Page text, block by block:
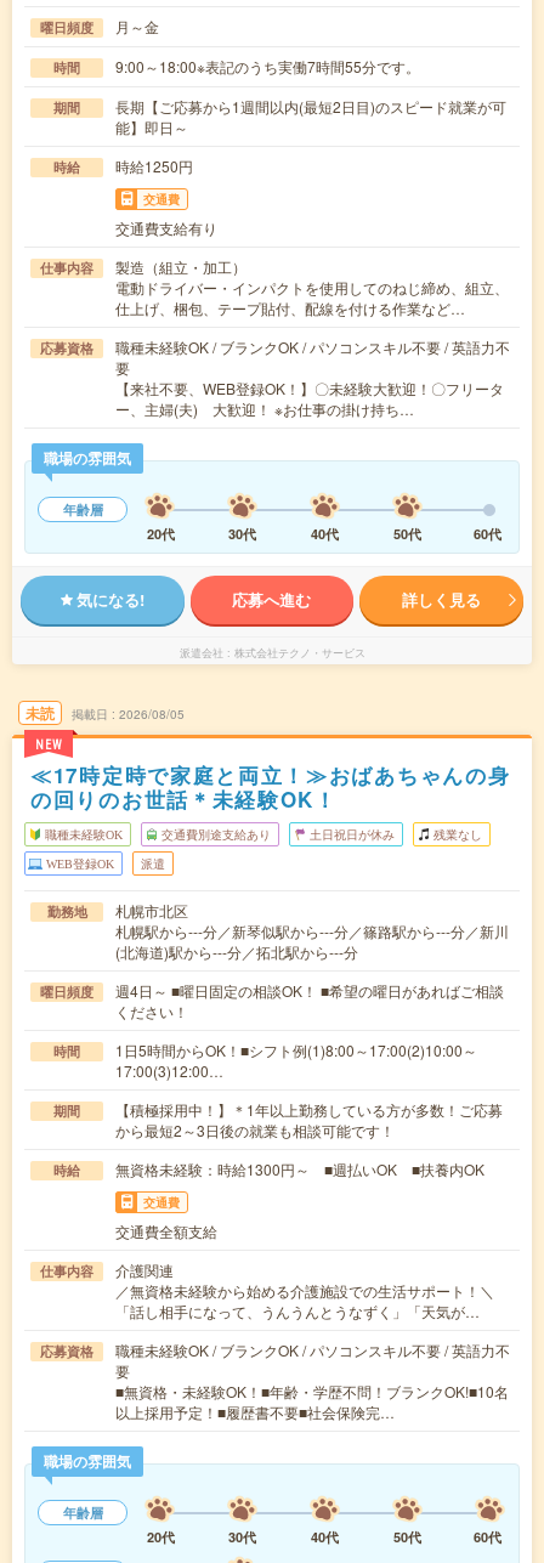
曜日頻度 月～金
時間 9:00～18:00※表記のうち実働7時間55分です。
期間
長期【ご応募から1週間以内(最短2日目)のスピード就業が可
能】即日～
時給 時給1250円
交通費
交通費支給有り
仕事内容
製造（組立・加工）
電動ドライバー・インパクトを使用してのねじ締め、組立、
仕上げ、梱包、テープ貼付、配線を付ける作業など…
応募資格
職種未経験OK / ブランクOK / パソコンスキル不要 / 英語力不
要
【来社不要、WEB登録OK！】〇未経験大歓迎！〇フリータ
ー、主婦(夫) 大歓迎！ ※お仕事の掛け持ち…
職場の雰囲気
年齢層
20代
30代 40代 50代 60代
気になる! 応募へ進む 詳しく見る
派遣会社 株式会社テクノ・サービス
未読
NEW
掲載日 2026/08/05
≪17時定時で家庭と両立！≫おばあちゃんの身
の回りのお世話＊未経験OK！
職種未経験OK 交通費別途支給あり 土日祝日が休み 残業なし
WEB登録OK 派遣
勤務地
札幌市北区
札幌駅から---分／新琴似駅から---分／篠路駅から---分／新川
(北海道)駅から---分／拓北駅から---分
曜日頻度
週4日～ ■曜日固定の相談OK！ ■希望の曜日があればご相談
ください！
時間
1日5時間からOK！■シフト例(1)8:00～17:00(2)10:00～
17:00(3)12:00…
期間
【積極採用中！】＊1年以上勤務している方が多数！ご応募
から最短2～3日後の就業も相談可能です！
時給 無資格未経験：時給1300円～ ■週払いOK ■扶養内OK
交通費
交通費全額支給
仕事内容
介護関連
／無資格未経験から始める介護施設での生活サポート！＼
「話し相手になって、うんうんとうなずく」「天気が…
応募資格
職種未経験OK / ブランクOK / パソコンスキル不要 / 英語力不
要
■無資格・未経験OK！■年齢・学歴不問！ブランクOK!■10名
以上採用予定！■履歴書不要■社会保険完…
職場の雰囲気
年齢層
20代
30代 40代 50代
60代